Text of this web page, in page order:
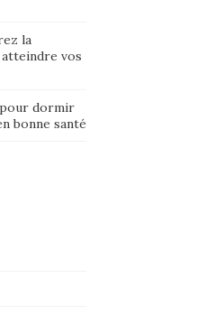
la
vos
dormir
bonne santé